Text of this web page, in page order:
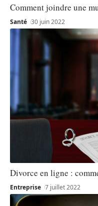
Comment joindre une
Santé 30 juin 2022
Divorce en ligne :
Entreprise 7 juillet 2022